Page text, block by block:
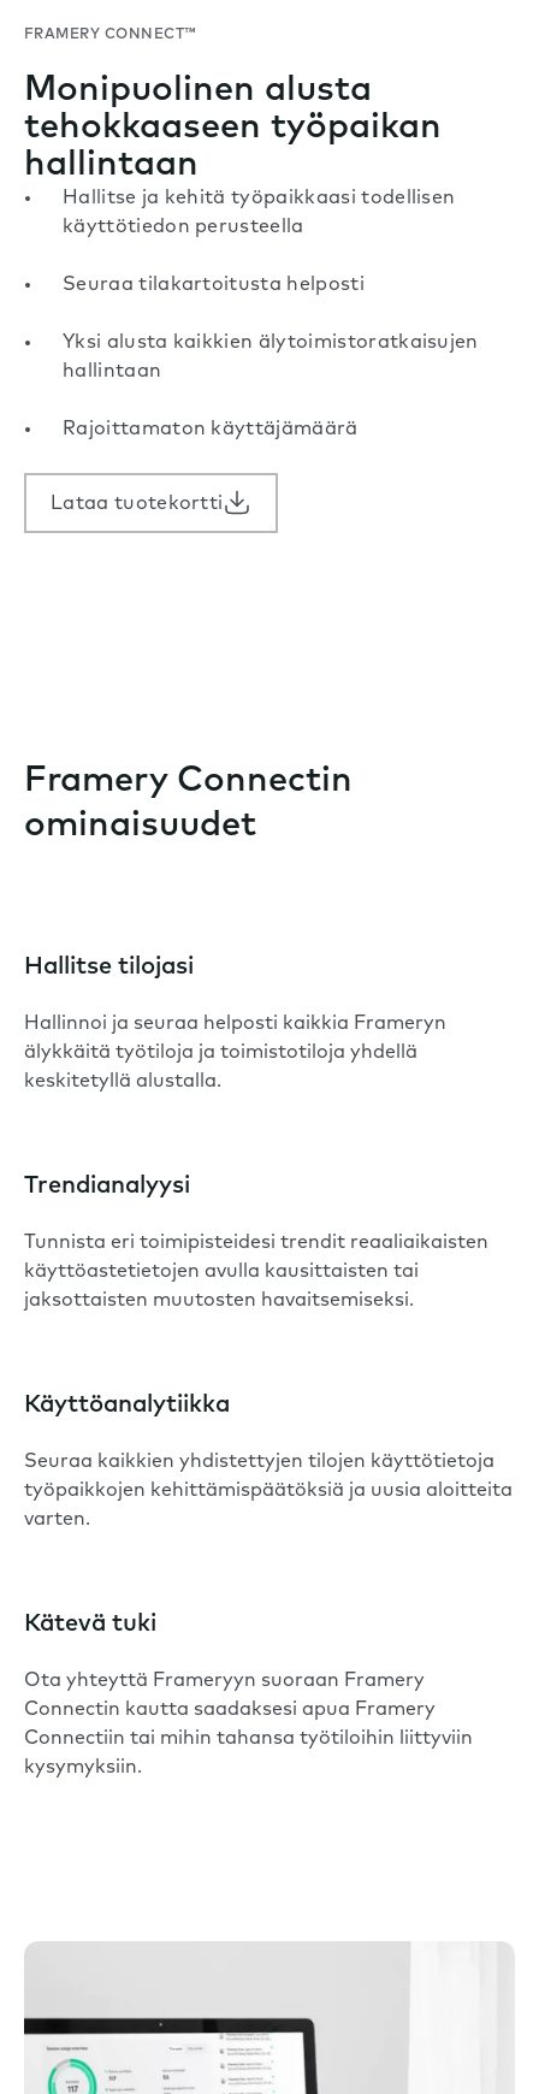
FRAMERY CONNECT™
Monipuolinen alusta
tehokkaaseen työpaikan
hallintaan
Hallitse ja kehitä työpaikkaasi todellisen
käyttötiedon perusteella
Seuraa tilakartoitusta helposti
Yksi alusta kaikkien älytoimistoratkaisujen
hallintaan
Rajoittamaton käyttäjämäärä
Lataa tuotekortti
Framery Connectin
ominaisuudet
Hallitse tilojasi
Hallinnoi ja seuraa helposti kaikkia Frameryn
älykkäitä työtiloja ja toimistotiloja yhdellä
keskitetyllä alustalla.
Trendianalyysi
Tunnista eri toimipisteidesi trendit reaaliaikaisten
käyttöastetietojen avulla kausittaisten tai
jaksottaisten muutosten havaitsemiseksi.
Käyttöanalytiikka
Seuraa kaikkien yhdistettyjen tilojen käyttötietoja
työpaikkojen kehittämispäätöksiä ja uusia aloitteita
varten.
Kätevä tuki
Ota yhteyttä Frameryyn suoraan Framery
Connectin kautta saadaksesi apua Framery
Connectiin tai mihin tahansa työtiloihin liittyviin
kysymyksiin.